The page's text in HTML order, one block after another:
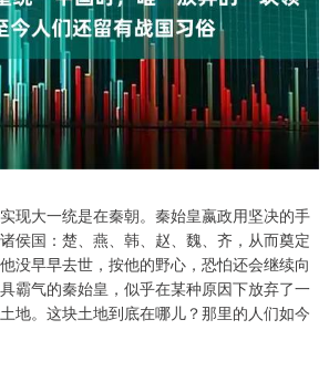
现大一统是在秦朝。秦始皇嬴政用坚决的手
侯国：楚、燕、韩、赵、魏、齐，从而奠定
没早早去世，按他的野心，恐怕还会继续向
霸气的秦始皇，似乎在某种原因下放弃了一
地。这块土地到底在哪儿？那里的人们如今